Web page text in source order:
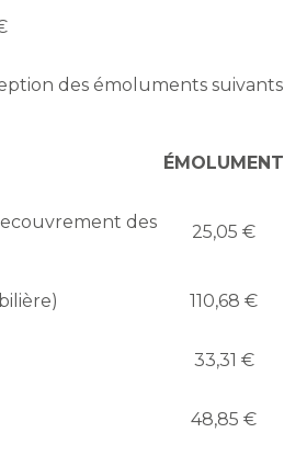
des émoluments suivants
ÉMOLUMENT
des
25,05 €
110,68 €
33,31 €
48,85 €